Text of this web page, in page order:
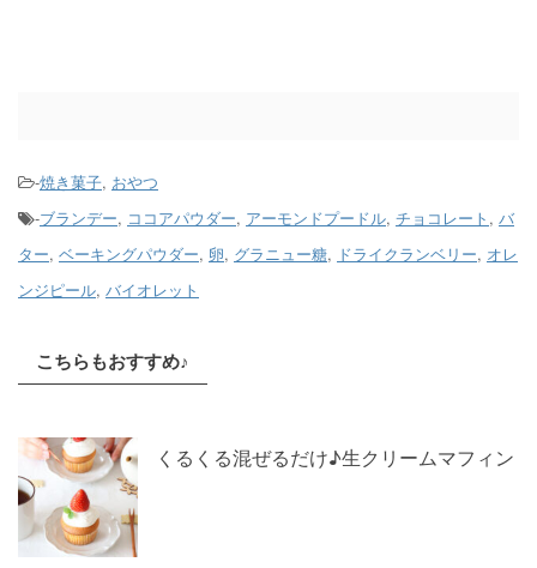
-焼き菓子, おやつ
-ブランデー, ココアパウダー, アーモンドプードル, チョコレート , バ
ター, ベーキングパウダー, 卵, グラニュー糖, ドライクランベリー, オレ
ンジピール, バイオレット
こちらもおすすめ♪
くるくる混ぜるだけ♪生クリームマフィン